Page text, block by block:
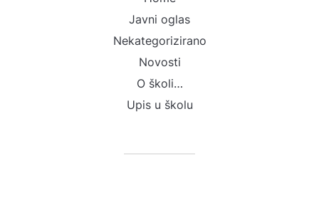
Javni oglas
Nekategorizirano
Novosti
O školi…
Upis u školu